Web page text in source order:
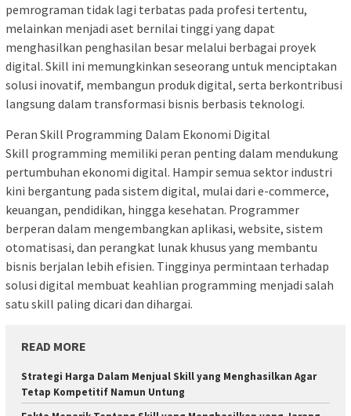
pemrograman tidak lagi terbatas pada profesi tertentu,
melainkan menjadi aset bernilai tinggi yang dapat
menghasilkan penghasilan besar melalui berbagai proyek
digital. Skill ini memungkinkan seseorang untuk menciptakan
solusi inovatif, membangun produk digital, serta berkontribusi
langsung dalam transformasi bisnis berbasis teknologi.
Peran Skill Programming Dalam Ekonomi Digital
Skill programming memiliki peran penting dalam mendukung
pertumbuhan ekonomi digital. Hampir semua sektor industri
kini bergantung pada sistem digital, mulai dari e-commerce,
keuangan, pendidikan, hingga kesehatan. Programmer
berperan dalam mengembangkan aplikasi, website, sistem
otomatisasi, dan perangkat lunak khusus yang membantu
bisnis berjalan lebih efisien. Tingginya permintaan terhadap
solusi digital membuat keahlian programming menjadi salah
satu skill paling dicari dan dihargai.
READ MORE
Strategi Harga Dalam Menjual Skill yang Menghasilkan Agar
Tetap Kompetitif Namun Untung